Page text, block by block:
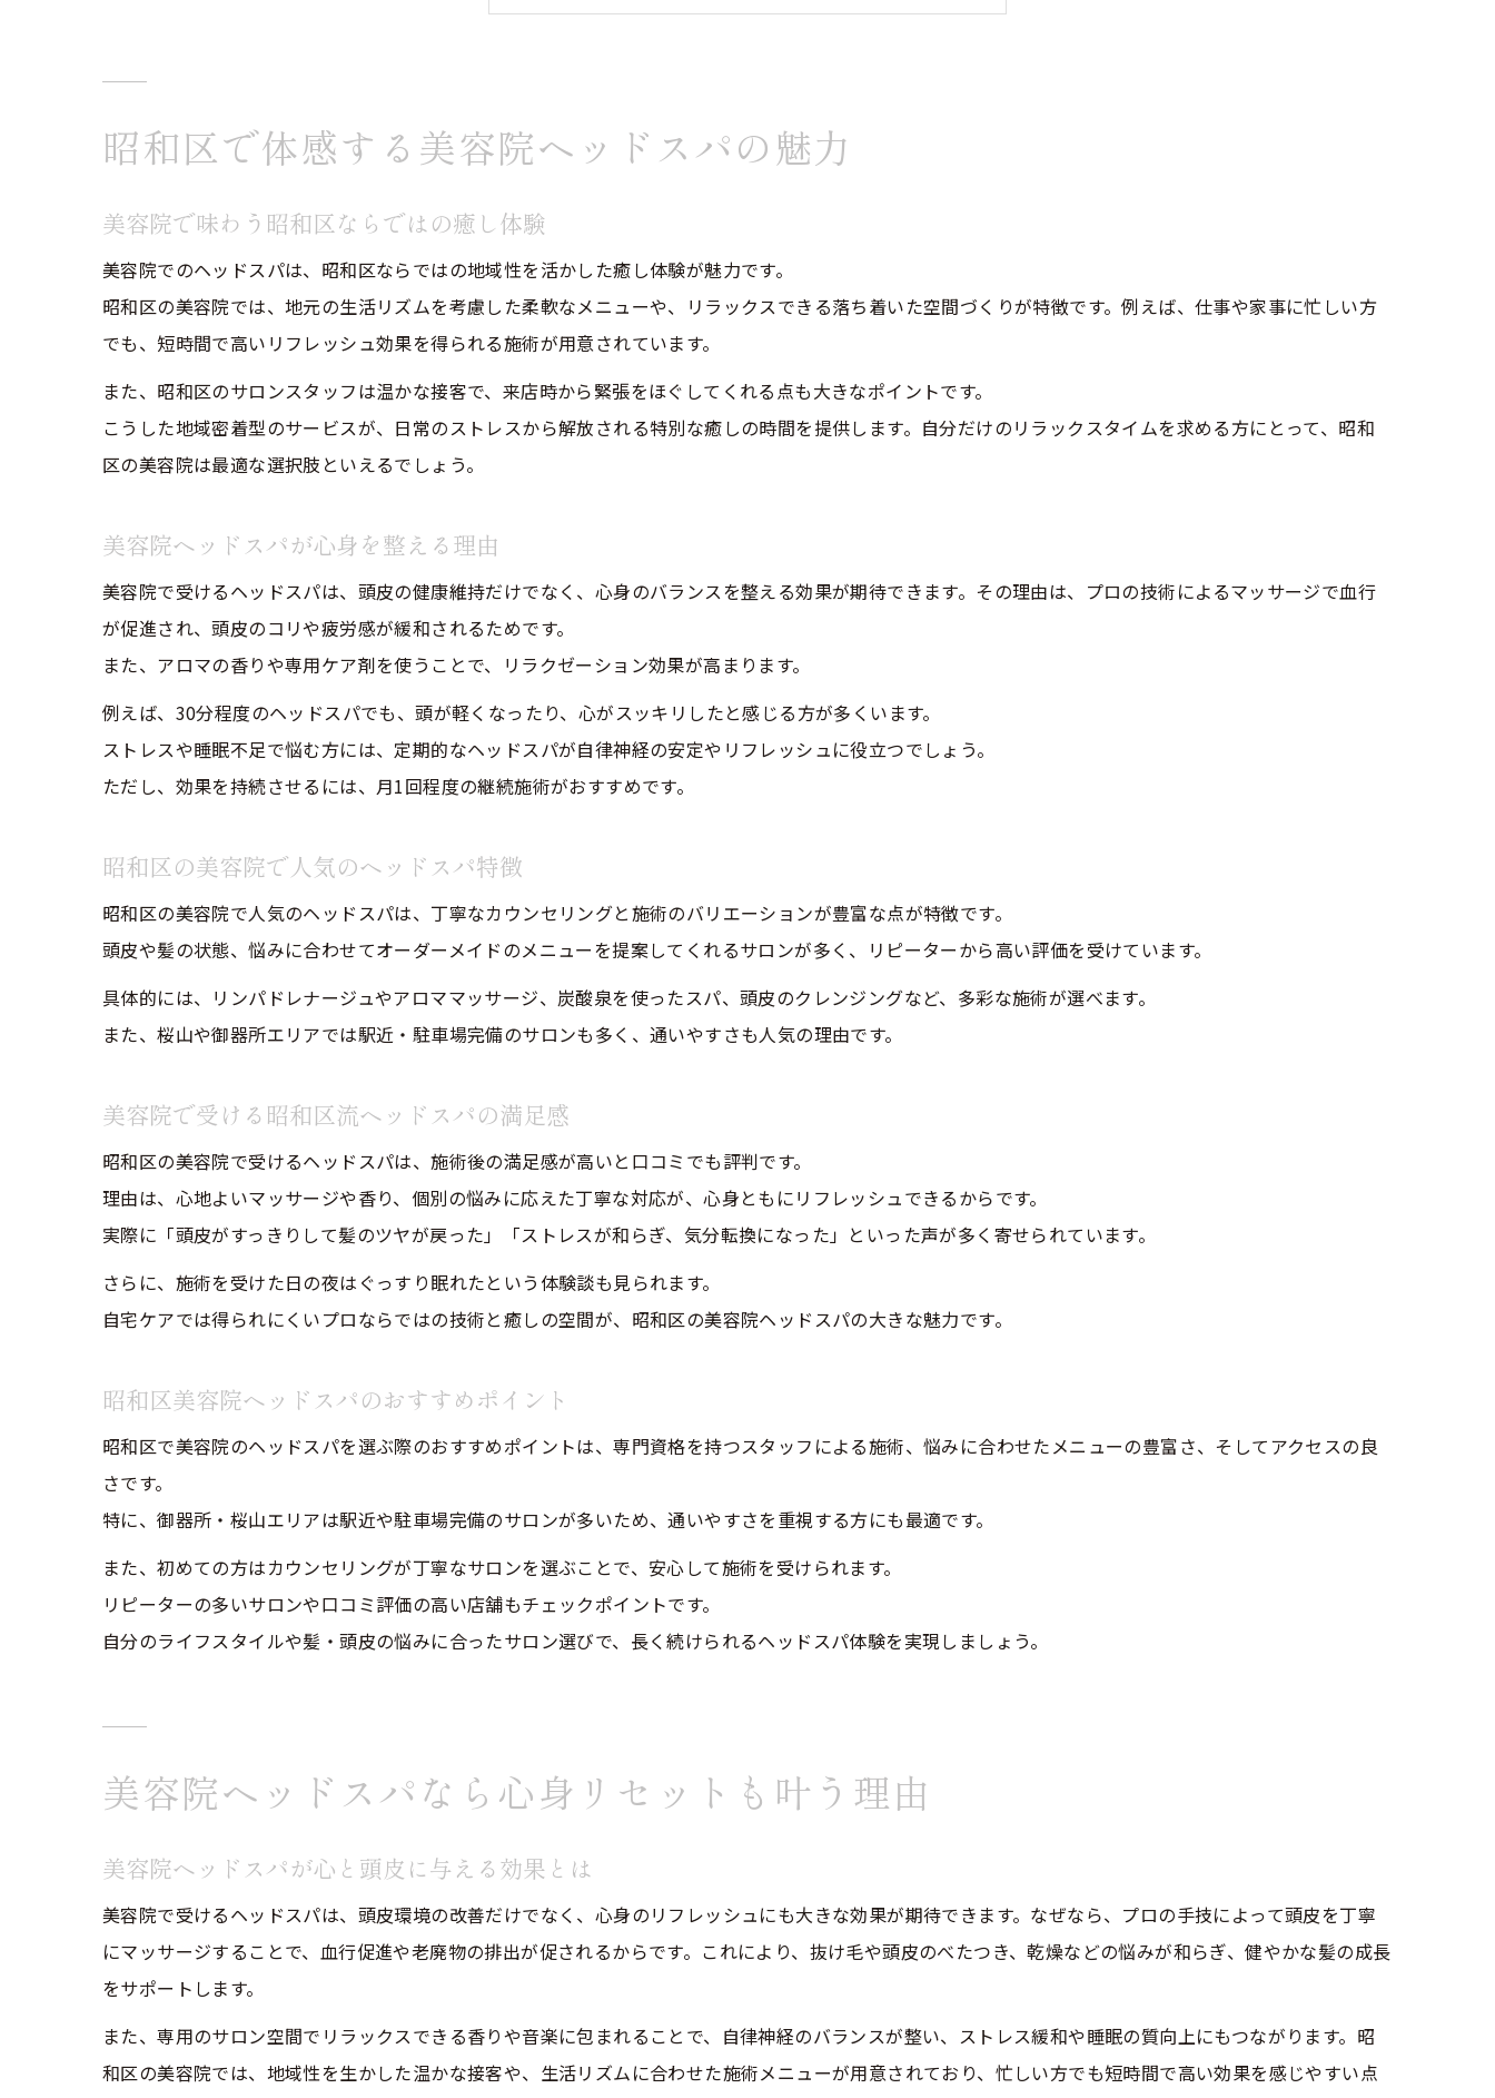
美容院で受ける昭和区流ヘッドスパの満足感
美容院ヘッドスパが心と頭皮に与える効果とは
美容院ヘッドスパ施術で感じるリフレッシュ感
美容院が提案する心身リセットの新習慣
ヘッドスパの効果を最大化する昭和区の美容体験
美容院でのヘッドスパ効果を実感する秘訣
昭和区の美容院が提案する効果的な施術方法
忙しい女性におすすめの美容院ヘッドスパ活用術
忙しい日常に取り入れやすい美容院ヘッドスパ
美容院ヘッドスパが働く女性に人気の理由
美容院で叶う短時間でも効果的なリフレッシュ
仕事帰りにも便利な美容院ヘッドスパ利用術
30分ヘッドスパの美容メリットを徹底解説
忙しい日に嬉しい美容院ヘッドスパの実力
美容院ヘッドスパで得られる即効性のある効果
短時間でも満足できる美容院ヘッドスパ体験
美容院でしか味わえないヘッドスパ体験
自宅ケアでは難しい美容院の専門技術
美容院ヘッドスパ活用と自宅ケア併用のコツ
昭和区で体感する美容院ヘッドスパの魅力
美容院で味わう昭和区ならではの癒し体験
美容院でのヘッドスパは、昭和区ならではの地域性を活かした癒し体験が魅力です。
昭和区の美容院では、地元の生活リズムを考慮した柔軟なメニューや、リラックスできる落ち着いた空間づくりが特徴です。例えば、仕事や家事に忙しい方
でも、短時間で高いリフレッシュ効果を得られる施術が用意されています。
また、昭和区のサロンスタッフは温かな接客で、来店時から緊張をほぐしてくれる点も大きなポイントです。
こうした地域密着型のサービスが、日常のストレスから解放される特別な癒しの時間を提供します。自分だけのリラックスタイムを求める方にとって、昭和
区の美容院は最適な選択肢といえるでしょう。
美容院ヘッドスパが心身を整える理由
美容院で受けるヘッドスパは、頭皮の健康維持だけでなく、心身のバランスを整える効果が期待できます。その理由は、プロの技術によるマッサージで血行
が促進され、頭皮のコリや疲労感が緩和されるためです。
また、アロマの香りや専用ケア剤を使うことで、リラクゼーション効果が高まります。
例えば、30分程度のヘッドスパでも、頭が軽くなったり、心がスッキリしたと感じる方が多くいます。
ストレスや睡眠不足で悩む方には、定期的なヘッドスパが自律神経の安定やリフレッシュに役立つでしょう。
ただし、効果を持続させるには、月1回程度の継続施術がおすすめです。
昭和区の美容院で人気のヘッドスパ特徴
昭和区の美容院で人気のヘッドスパは、丁寧なカウンセリングと施術のバリエーションが豊富な点が特徴です。
頭皮や髪の状態、悩みに合わせてオーダーメイドのメニューを提案してくれるサロンが多く、リピーターから高い評価を受けています。
具体的には、リンパドレナージュやアロママッサージ、炭酸泉を使ったスパ、頭皮のクレンジングなど、多彩な施術が選べます。
また、桜山や御器所エリアでは駅近・駐車場完備のサロンも多く、通いやすさも人気の理由です。
美容院で受ける昭和区流ヘッドスパの満足感
昭和区の美容院で受けるヘッドスパは、施術後の満足感が高いと口コミでも評判です。
理由は、心地よいマッサージや香り、個別の悩みに応えた丁寧な対応が、心身ともにリフレッシュできるからです。
実際に「頭皮がすっきりして髪のツヤが戻った」「ストレスが和らぎ、気分転換になった」といった声が多く寄せられています。
さらに、施術を受けた日の夜はぐっすり眠れたという体験談も見られます。
自宅ケアでは得られにくいプロならではの技術と癒しの空間が、昭和区の美容院ヘッドスパの大きな魅力です。
昭和区美容院ヘッドスパのおすすめポイント
昭和区で美容院のヘッドスパを選ぶ際のおすすめポイントは、専門資格を持つスタッフによる施術、悩みに合わせたメニューの豊富さ、そしてアクセスの良
さです。
特に、御器所・桜山エリアは駅近や駐車場完備のサロンが多いため、通いやすさを重視する方にも最適です。
また、初めての方はカウンセリングが丁寧なサロンを選ぶことで、安心して施術を受けられます。
リピーターの多いサロンや口コミ評価の高い店舗もチェックポイントです。
自分のライフスタイルや髪・頭皮の悩みに合ったサロン選びで、長く続けられるヘッドスパ体験を実現しましょう。
美容院ヘッドスパなら心身リセットも叶う理由
美容院ヘッドスパが心と頭皮に与える効果とは
美容院で受けるヘッドスパは、頭皮環境の改善だけでなく、心身のリフレッシュにも大きな効果が期待できます。なぜなら、プロの手技によって頭皮を丁寧
にマッサージすることで、血行促進や老廃物の排出が促されるからです。これにより、抜け毛や頭皮のべたつき、乾燥などの悩みが和らぎ、健やかな髪の成長
をサポートします。
また、専用のサロン空間でリラックスできる香りや音楽に包まれることで、自律神経のバランスが整い、ストレス緩和や睡眠の質向上にもつながります。昭
和区の美容院では、地域性を生かした温かな接客や、生活リズムに合わせた施術メニューが用意されており、忙しい方でも短時間で高い効果を感じやすい点
ご予約はこちら
ご予約はこちら